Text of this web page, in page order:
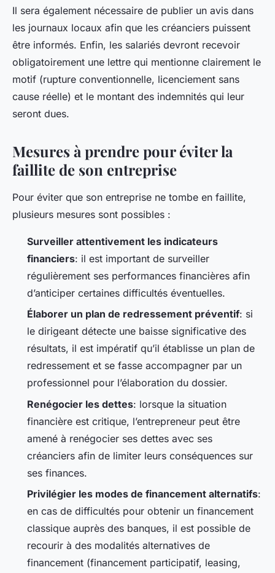
Il sera également nécessaire de publier un avis dans
les journaux locaux afin que les créanciers puissent
être informés. Enfin, les salariés devront recevoir
obligatoirement une lettre qui mentionne clairement le
motif (rupture conventionnelle, licenciement sans
cause réelle) et le montant des indemnités qui leur
seront dues.
Mesures à prendre pour éviter la
faillite de son entreprise
Pour éviter que son entreprise ne tombe en faillite,
plusieurs mesures sont possibles :
Surveiller attentivement les indicateurs
financiers: il est important de surveiller
régulièrement ses performances financières afin
d’anticiper certaines difficultés éventuelles.
Élaborer un plan de redressement préventif: si
le dirigeant détecte une baisse significative des
résultats, il est impératif qu’il établisse un plan de
redressement et se fasse accompagner par un
professionnel pour l’élaboration du dossier.
Renégocier les dettes: lorsque la situation
financière est critique, l’entrepreneur peut être
amené à renégocier ses dettes avec ses
créanciers afin de limiter leurs conséquences sur
ses finances.
Privilégier les modes de financement alternatifs:
en cas de difficultés pour obtenir un financement
classique auprès des banques, il est possible de
recourir à des modalités alternatives de
financement (financement participatif, leasing,